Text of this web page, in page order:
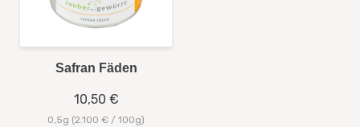
Safran Fäden
10,50 €
0,5g (2.100 € / 100g)